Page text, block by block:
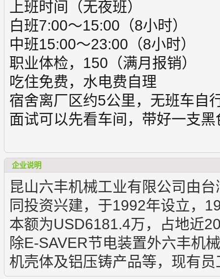
上班时间（无夜班）
白班7:00～15:00（8小时）
中班15:00～23:00（8小时）
职业体检，150（满月报销）
吃住免费，水电费自理
宿舍离厂区约5公里，无班车自
面试可以先看车间，带好一支黑
企业说明
昆山六丰机械工业有限公司由
同投资兴建，于1992年设立，
本额为USD6181.4万，占地近
除E-SAVER节电装置外六丰机
机壳体及铝压铸产品等，现有